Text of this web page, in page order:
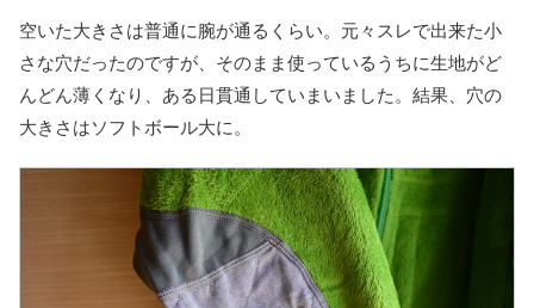
空いた大きさは普通に腕が通るくらい。元々スレで出来た小
さな穴だったのですが、そのまま使っているうちに生地がど
んどん薄くなり、ある日貫通していまいました。結果、穴の
大きさはソフトボール大に。